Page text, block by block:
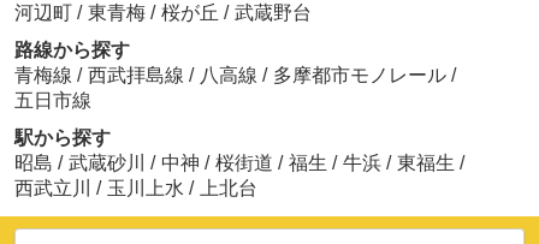
河辺町 / 東青梅 / 桜が丘 / 武蔵野台
路線から探す
青梅線 / 西武拝島線 / 八高線 / 多摩都市モノレール /
五日市線
駅から探す
昭島 / 武蔵砂川 / 中神 / 桜街道 / 福生 / 牛浜 / 東福生 /
西武立川
/ 玉川上水 / 上北台